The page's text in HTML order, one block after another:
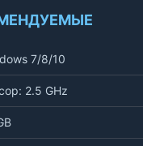
7/8/10
2.5 GHz